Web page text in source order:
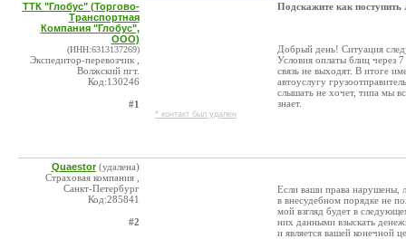
ТТК "Глобус" (Торгово-
Транспортная
Компания "Глобус",
ООО)
(ИНН:6313137269)
Экспедитор-перевозчик ,
Волжский пгт.
Код:130246
#1
* контакт был удален
Подскажите как поступить
Добрый день! Ситуация
Условия оплаты блиц через
связь не выходят. В итоге
автоуслугу
слышать не хочет, типа мы
знает.
Quaestor (удалена)
Страховая компания ,
Санкт-Петербург
Код:285841
#2
Если ваши права нарушены,
в внесудебном порядке не
мой взгляд будет в
них данными взыскать
и является вашей конечной